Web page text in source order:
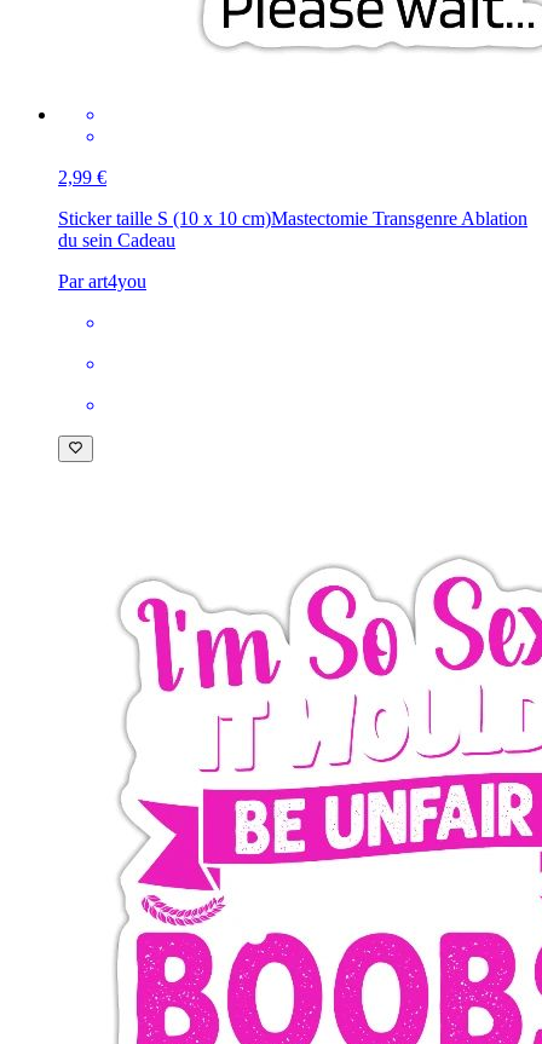
2,99 €
Sticker taille S (10 x 10 cm)Mastectomie Transgenre Ablation
du sein Cadeau
Par art4you